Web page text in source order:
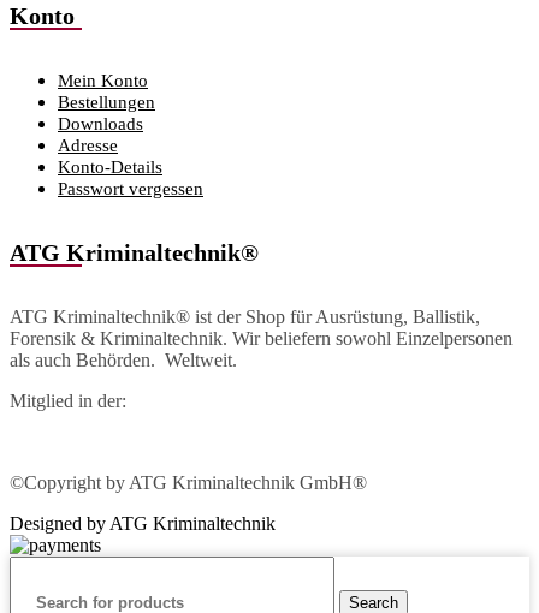
Konto
Mein Konto
Bestellungen
Downloads
Adresse
Konto-Details
Passwort vergessen
ATG Kriminaltechnik®
ATG Kriminaltechnik® ist der Shop für Ausrüstung, Ballistik,
Forensik & Kriminaltechnik. Wir beliefern sowohl Einzelpersonen
als auch Behörden. Weltweit.
Mitglied in der:
©Copyright by ATG Kriminaltechnik GmbH®
Designed by ATG Kriminaltechnik
Search